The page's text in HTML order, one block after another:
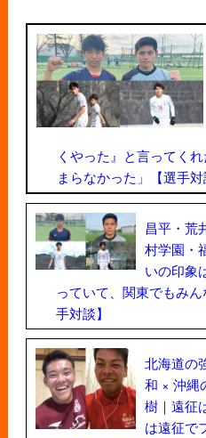
くやった』と言ってく
まらなかった」【選手対
昌平・荒
村学園・
いの印象
っていて、関東でもみ
手対談】
北海道の
和 × 沖縄
樹｜遠征
は遠征で